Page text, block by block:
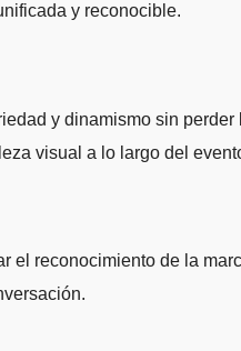
y reconocible.
y dinamismo sin perder
visual a lo largo del
el reconocimiento de la